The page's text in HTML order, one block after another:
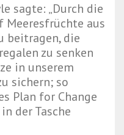
sagte: „Durch die
Meeresfrüchte aus
beitragen, die
zu senken
in unserem
sichern; so
Plan for Change
der Tasche